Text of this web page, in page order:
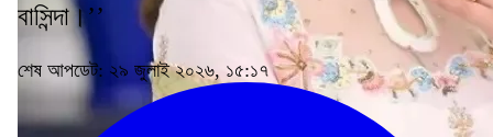
বাসিন্দা।’’
শেষ আপডেট: ২৯ জুলাই ২০২৬, ১৫:১৭